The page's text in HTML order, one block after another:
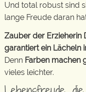
Und total robust sind
lange Freude daran
Zauber der Erzieherin
garantiert ein Lächeln
Denn Farben machen
vieles leichter.